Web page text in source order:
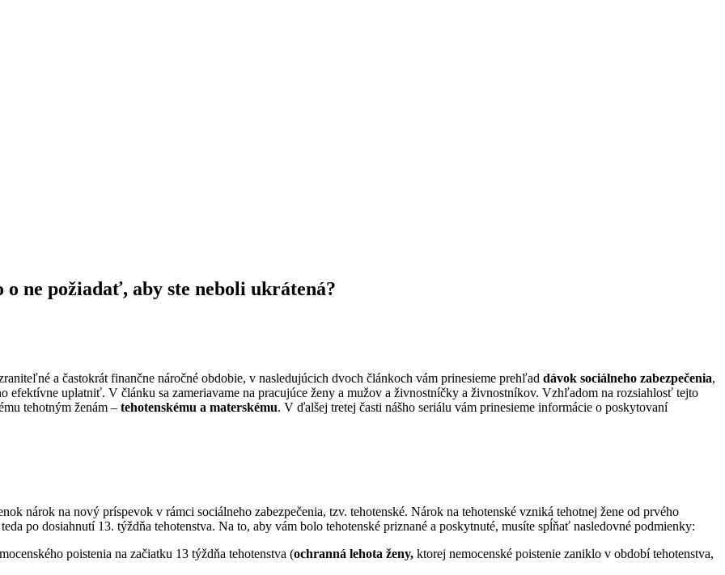
ne požiadať, aby ste neboli ukrátená?
a častokrát finančne náročné obdobie, v nasledujúcich dvoch článkoch vám prinesieme prehľad dávok sociálneho zabezpečenia,
efektívne uplatniť. V článku sa zameriavame na pracujúce ženy a mužov a živnostníčky a živnostníkov. Vzhľadom na rozsiahlosť tejto
tehotným ženám – tehotenskému a materskému. V ďalšej tretej časti nášho seriálu vám prinesieme informácie o poskytovaní
nárok na nový príspevok v rámci sociálneho zabezpečenia, tzv. tehotenské. Nárok na tehotenské vzniká tehotnej žene od prvého
po dosiahnutí 13. týždňa tehotenstva. Na to, aby vám bolo tehotenské priznané a poskytnuté, musíte spĺňať nasledovné podmienky:
poistenia na začiatku 13 týždňa tehotenstva (ochranná lehota ženy, ktorej nemocenské poistenie zaniklo v období tehotenstva,